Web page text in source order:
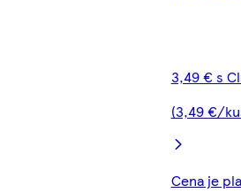
3,49 € s
(3,49 €/
Cena je